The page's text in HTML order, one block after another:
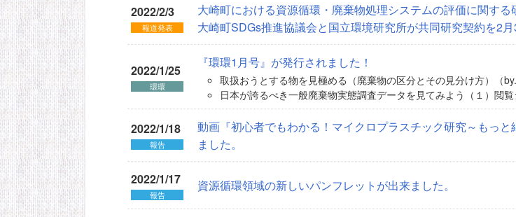
2022/2/3
報道発表
大崎町における資源循環・廃棄物処理システムの評価に関する
大崎町SDGs推進協議会と国立環境研究所が共同研究契約を2
2022/1/25
環環
『環環1月号』が発行されました！
取扱おうとする物を見極める（廃棄物の区分とその見分け方）（by.
日本が誇るべき一般廃棄物実態調査データを見てみよう（１）閲
2022/1/18
報告
動画『初心者でもわかる！マイクロプラスチック研究～もっ
ました。
2022/1/17
報告
資源循環領域の新しいパンフレットが出来ました。